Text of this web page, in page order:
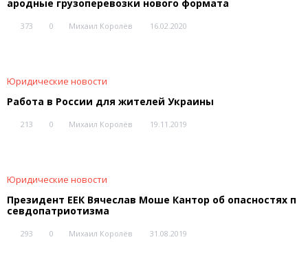
ародные грузоперевозки нового формата
373 0 Михаил Королёв 16.02.2020
Юридические новости
Работа в России для жителей Украины
213 0 Михаил Королёв 19.11.2019
Юридические новости
Президент ЕЕК Вячеслав Моше Кантор об опасностях п
севдопатриотизма
293 0 Михаил Королёв 31.08.2019